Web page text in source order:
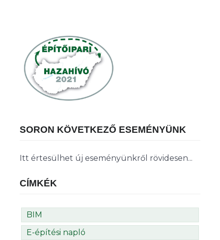
SORON KÖVETKEZŐ ESEMÉNYÜNK
Itt értesülhet új eseményünkről rövidesen...
CÍMKÉK
BIM
E-építési napló